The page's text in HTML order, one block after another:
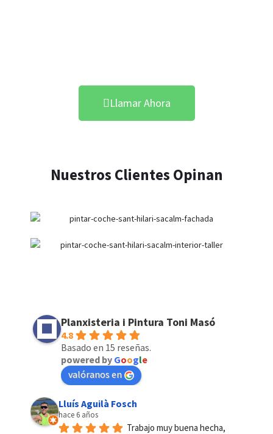
Llamar Ahora
Nuestros Clientes Opinan
Planxisteria i Pintura Toni Masó
4.8
Basado en 15 reseñas.
powered by Google
valóranos en
Lluís Aguilà Fosch
hace 6 años
Trabajo muy buena hecha,